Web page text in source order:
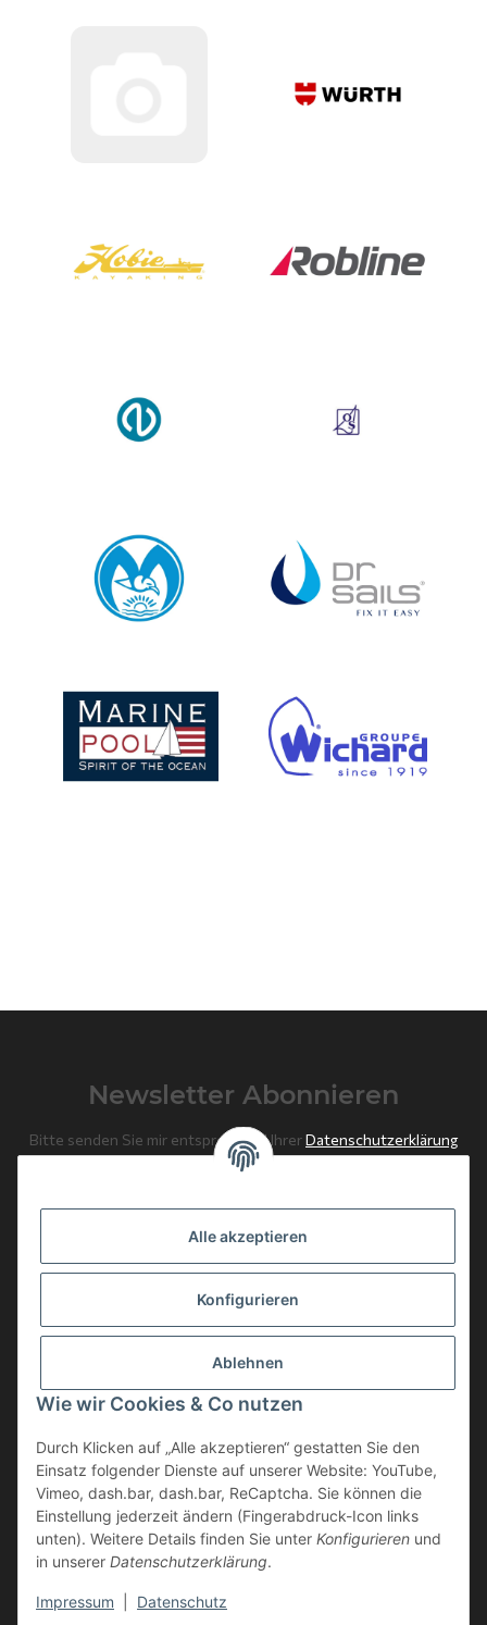
Alle akzeptieren
Konfigurieren
Ablehnen
Wie wir Cookies & Co nutzen
Durch Klicken auf „Alle akzeptieren“ gestatten Sie den
Einsatz folgender Dienste auf unserer Website: YouTube,
Vimeo, dash.bar, dash.bar, ReCaptcha. Sie können die
Einstellung jederzeit ändern (Fingerabdruck-Icon links
unten). Weitere Details finden Sie unter Konfigurieren und
in unserer Datenschutzerklärung.
Impressum Datenschutz
Newsletter Abonnieren
Bitte senden Sie mir entsprechend IhrerDatenschutzerklärung
regelmäßig und jederzeit widerruflich Informationen zu Ihrem
Newsletter Abonnieren